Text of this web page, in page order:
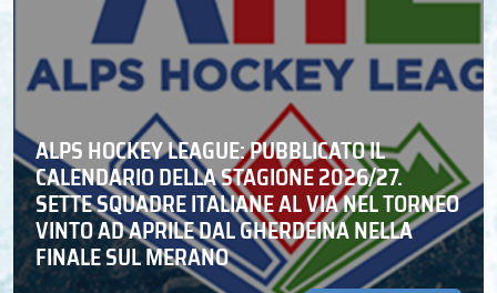
ALPS HOCKEY LEAGUE: PUBBLICATO IL
CALENDARIO DELLA STAGIONE 2026/27.
SETTE SQUADRE ITALIANE AL VIA NEL TORNEO
VINTO AD APRILE DAL GHERDEINA NELLA
FINALE SUL MERANO